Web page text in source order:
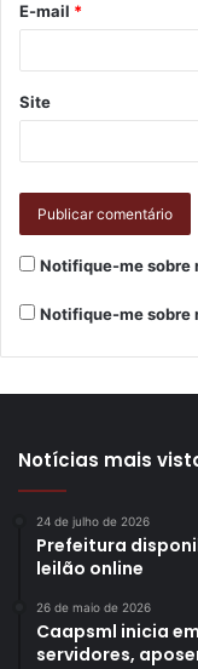
E-mail *
Site
Notifique-me sobre
Notifique-me sobre
Notícias mais
24 de julho de 2026
Prefeitura
leilão online
26 de maio de 2026
Caapsml inicia
servidores,